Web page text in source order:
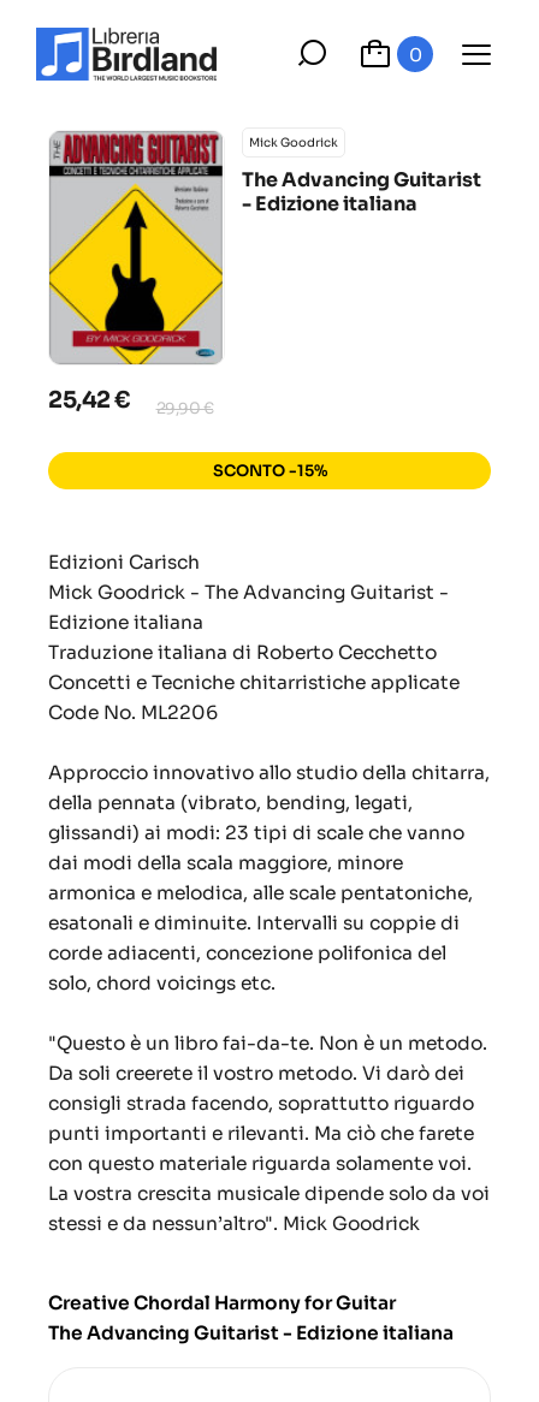
0
Mick Goodrick
The Advancing Guitarist
- Edizione italiana
25,42 € 29,90 €
SCONTO -15%
Edizioni Carisch
Mick Goodrick - The Advancing Guitarist -
Edizione italiana
Traduzione italiana di Roberto Cecchetto
Concetti e Tecniche chitarristiche applicate
Code No. ML2206
Approccio innovativo allo studio della chitarra,
della pennata (vibrato, bending, legati,
glissandi) ai modi: 23 tipi di scale che vanno
dai modi della scala maggiore, minore
armonica e melodica, alle scale pentatoniche,
esatonali e diminuite. Intervalli su coppie di
corde adiacenti, concezione polifonica del
solo, chord voicings etc.
"Questo è un libro fai-da-te. Non è un metodo.
Da soli creerete il vostro metodo. Vi darò dei
consigli strada facendo, soprattutto riguardo
punti importanti e rilevanti. Ma ciò che farete
con questo materiale riguarda solamente voi.
La vostra crescita musicale dipende solo da voi
stessi e da nessun’altro". Mick Goodrick
Creative Chordal Harmony for Guitar
The Advancing Guitarist - Edizione italiana